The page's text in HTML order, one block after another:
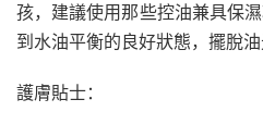
孩，建議使用那些控油兼具保
到水油平衡的良好狀態，擺脫油
護膚貼士：